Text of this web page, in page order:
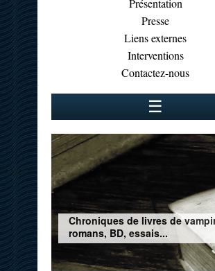
Présentation
Presse
Liens externes
Interventions
Contactez-nous
☰
Chroniques de livres de
romans, BD, essais...